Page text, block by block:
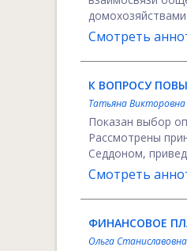
Смотреть
К ВОПРОСУ
Татьяна
Показан выбор
Рассмотрены
Седдоном,
Смотреть
ФИНАНСОВОЕ
Ольга